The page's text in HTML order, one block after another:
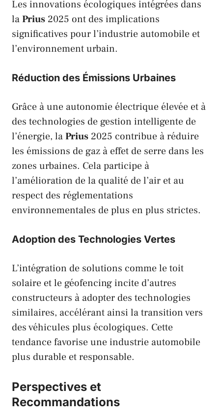
Les innovations écologiques intégrées dans
laPrius 2025 ont des implications
significatives pour l’industrie automobile et
l’environnement urbain.
Réduction des Émissions Urbaines
Grâce à une autonomie électrique élevée et à
des technologies de gestion intelligente de
l’énergie, laPrius 2025 contribue à réduire
les émissions de gaz à effet de serre dans les
zones urbaines. Cela participe à
l’amélioration de la qualité de l’air et au
respect des réglementations
environnementales de plus en plus strictes.
Adoption des Technologies Vertes
L’intégration de solutions comme le toit
solaire et le géofencing incite d’autres
constructeurs à adopter des technologies
similaires, accélérant ainsi la transition vers
des véhicules plus écologiques. Cette
tendance favorise une industrie automobile
plus durable et responsable.
Perspectives et
Recommandations